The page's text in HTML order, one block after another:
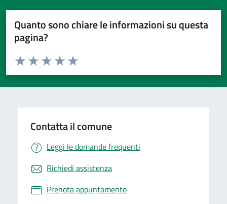
Quanto sono chiare le informazioni su questa
pagina?
Valuta da 1 a 5 stelle la pagina
Valuta 5 stelle su 5
Valuta 4 stelle su 5
Valuta 3 stelle su 5
Valuta 2 stelle su 5
Valuta 1 stelle su 5
Contatta il comune
Leggi le domande frequenti
Richiedi assistenza
Prenota appuntamento